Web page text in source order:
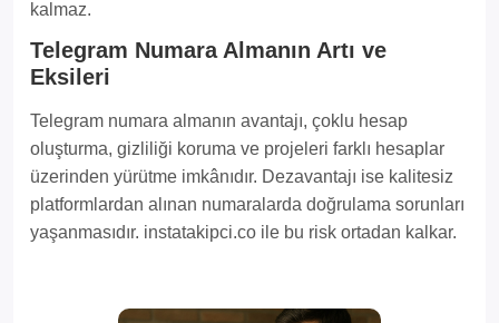
kalmaz.
Telegram Numara Almanın Artı ve
Eksileri
Telegram numara almanın avantajı, çoklu hesap
oluşturma, gizliliği koruma ve projeleri farklı hesaplar
üzerinden yürütme imkânıdır. Dezavantajı ise kalitesiz
platformlardan alınan numaralarda doğrulama sorunları
yaşanmasıdır. instatakipci.co ile bu risk ortadan kalkar.